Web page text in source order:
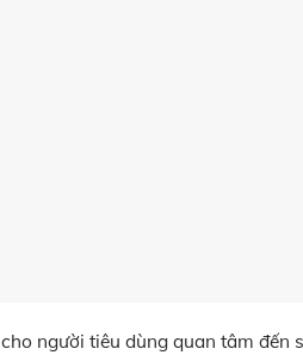
người tiêu dùng quan tâm đến